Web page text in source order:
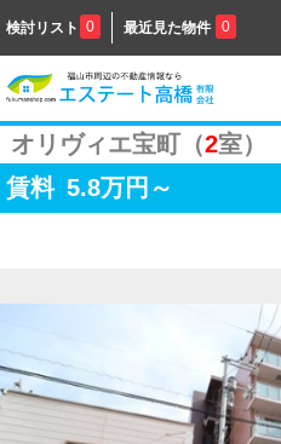
検討リスト 0 最近見た物件 0
オリヴィエ宝町（2室）
賃料 5.8万円～